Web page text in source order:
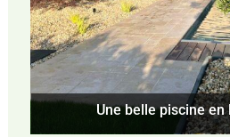
Une belle piscine